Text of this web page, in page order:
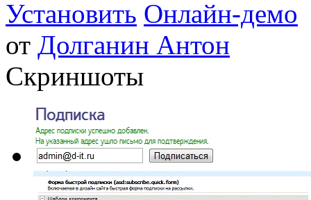
Установить Онлайн-демо
от Долганин Антон
Скриншоты